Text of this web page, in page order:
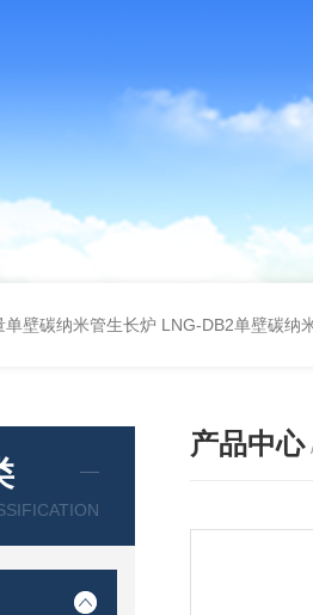
单壁碳纳米管生长炉 LNG-DB2单壁碳纳
产品中心